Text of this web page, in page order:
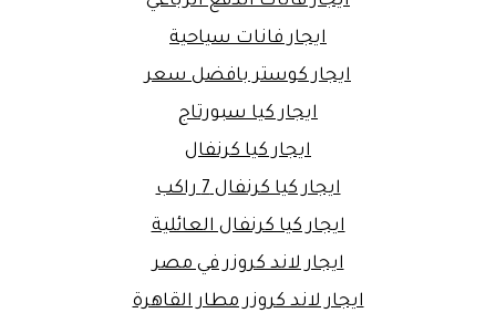
ايجار فانات سياحية
ايجار كوستر بافضل سعر
ايجار كيا سبورتاج
ايجار كيا كرنفال
ايجار كيا كرنفال 7 راكب
ايجار كيا كرنفال العائلية
ايجار لاند كروزر في مصر
ايجار لاند كروزر مطار القاهرة